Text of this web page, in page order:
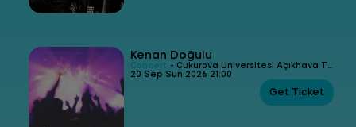
Kenan Doğulu
Concert
- Çukurova Üniversitesi Açıkhava Tiyatrosu
20 Sep Sun 2026 21:00
Get Ticket